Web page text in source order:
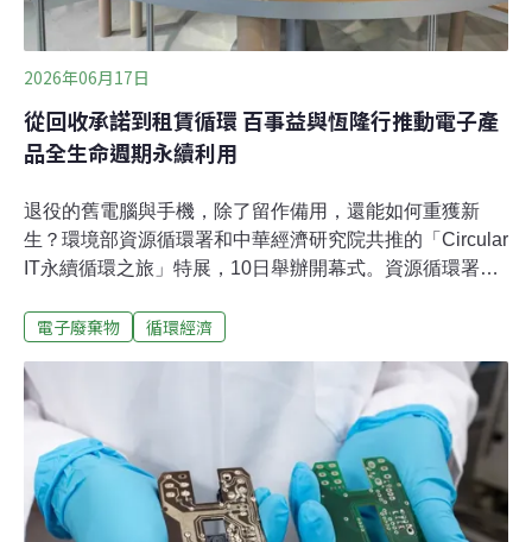
2026年06月17日
從回收承諾到租賃循環 百事益與恆隆行推動電子產
品全生命週期永續利用
退役的舊電腦與手機，除了留作備用，還能如何重獲新
生？環境部資源循環署和中華經濟研究院共推的「Circular
IT永續循環之旅」特展，10日舉辦開幕式。資源循環署署
台灣從傳統廢棄物管理轉型為循環經濟。現場展出再生材
租賃新商業模式，以及廢家電與液晶面板的材料再生技
術，串聯電子產品全產業鏈的永續運用。電子產品循環涵
蓋範圍廣 電腦大廠、電信業者都參展環境部資源循環署與
中華經濟研究院舉辦的「Circular IT永續循環之旅」特
展，10日於台灣當代文化實驗場（C-LAB）的循環再設計
中心舉行開幕式。展覽現場有宏碁電腦以70%再生材質製
電子廢棄物 循環經濟